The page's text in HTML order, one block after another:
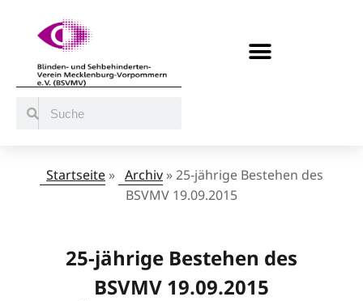
Startseite » Archiv »25-jährige Bestehen des
BSVMV 19.09.2015
25-jährige Bestehen des
BSVMV 19.09.2015